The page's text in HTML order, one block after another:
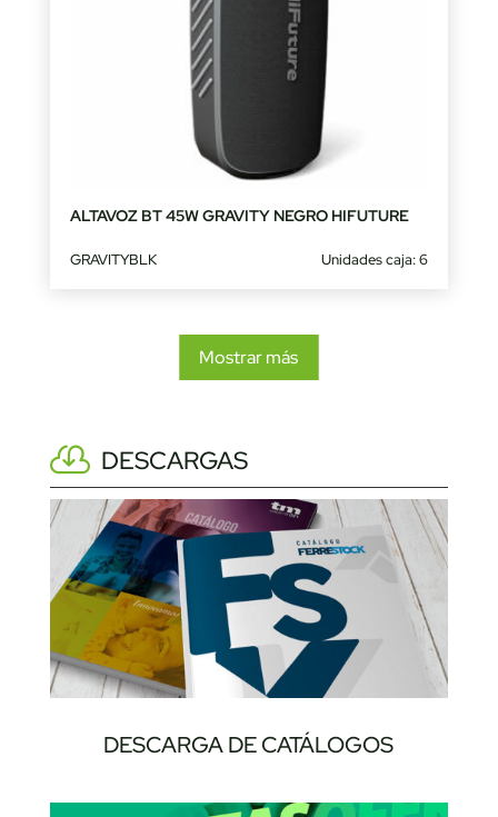
ALTAVOZ BT 45W GRAVITY NEGRO HIFUTURE
GRAVITYBLK Unidades caja: 6
Mostrar más
DESCARGAS
DESCARGA DE CATÁLOGOS